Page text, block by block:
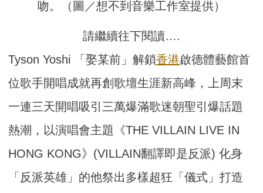
吻。（圖／想不到音樂工作室提供）
請繼續往下閱讀….
Tyson Yoshi 「娶某前」解鎖香港啟德體藝館首
位歌手開唱成就再創歌壇生涯新高峰，上周末
一連三天開唱吸引三萬爆滿歌迷朝聖引爆話題
熱潮，以演唱會主題《THE VILLAIN LIVE IN
HONG KONG》(VILLAIN翻譯即是反派) 化身
「反派英雄」的他祭出多樣超狂「儀式」打造